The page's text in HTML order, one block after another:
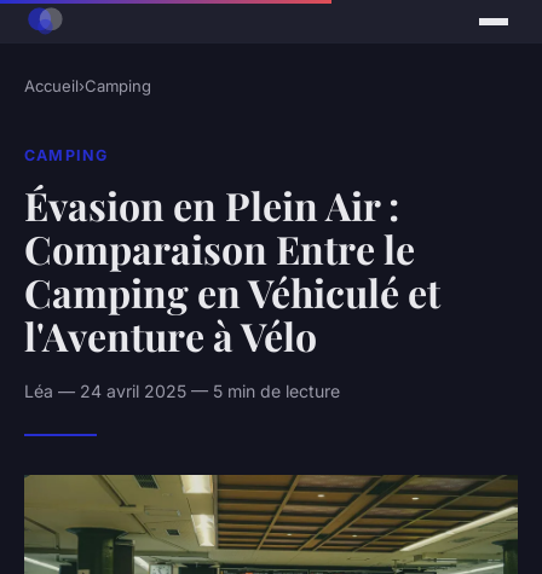
Accueil›Camping
CAMPING
Évasion en Plein Air :
Comparaison Entre le
Camping en Véhiculé et
l'Aventure à Vélo
Léa — 24 avril 2025 — 5 min de lecture